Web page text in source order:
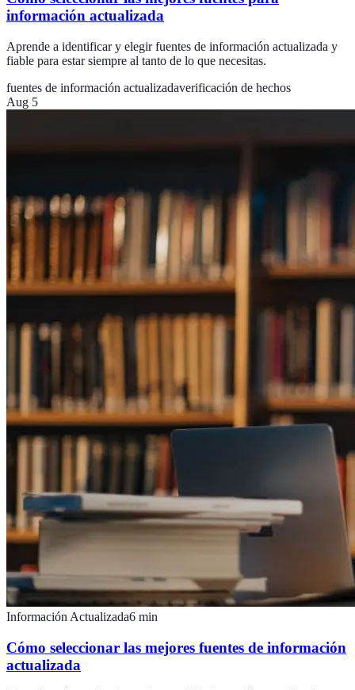
información actualizada
Aprende a identificar y elegir fuentes de información actualizada y
fiable para estar siempre al tanto de lo que necesitas.
fuentes de información actualizadaverificación de hechos
Aug 5
Información Actualizada6 min
Cómo seleccionar las mejores fuentes de información
actualizada